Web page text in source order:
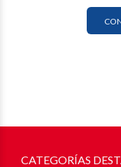
CATEGORÍAS